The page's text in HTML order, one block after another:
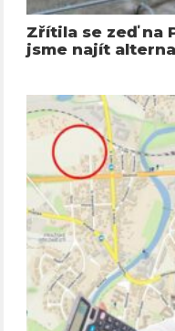
Zřítila se zeď na
jsme najít